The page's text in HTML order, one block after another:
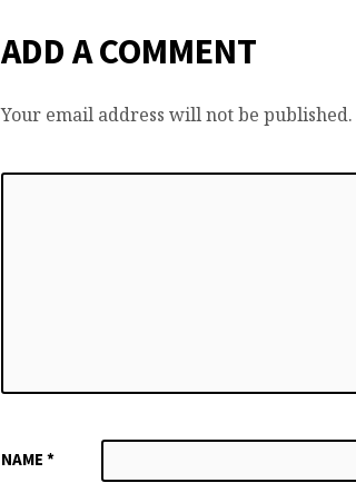
ADD A COMMENT
Your email address will not be published.
NAME *